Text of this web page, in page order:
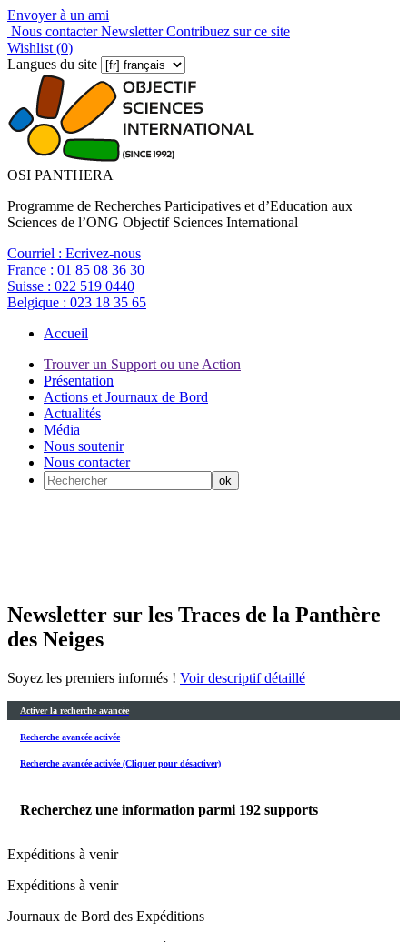
Envoyer à un ami
Nous contacterNewsletterContribuez sur ce site
Wishlist (0)
Langues du site
OSI PANTHERA
Programme de Recherches Participatives et d’Education aux
Sciences de l’ONG Objectif Sciences International
Courriel : Ecrivez-nous
France : 01 85 08 36 30
Suisse : 022 519 0440
Belgique : 023 18 35 65
Accueil
Trouver un Support ou une Action
Présentation
Actions et Journaux de Bord
Actualités
Média
Nous soutenir
Nous contacter
Newsletter sur les Traces de la Panthère
des Neiges
Soyez les premiers informés ! Voir descriptif détaillé
Activer la recherche avancée
Recherche avancée activée
Recherche avancée activée (Cliquer pour désactiver)
Recherchez une information parmi 192 supports
Expéditions à venir
Expéditions à venir
Journaux de Bord des Expéditions